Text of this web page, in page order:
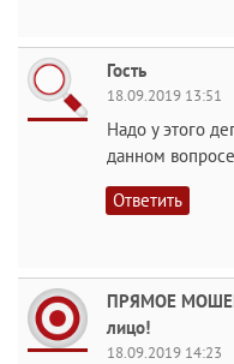
Гость
18.09.2019 13:51
Надо у этого
данном вопросе
Ответить
ПРЯМОЕ
лицо!
18.09.2019 14:23